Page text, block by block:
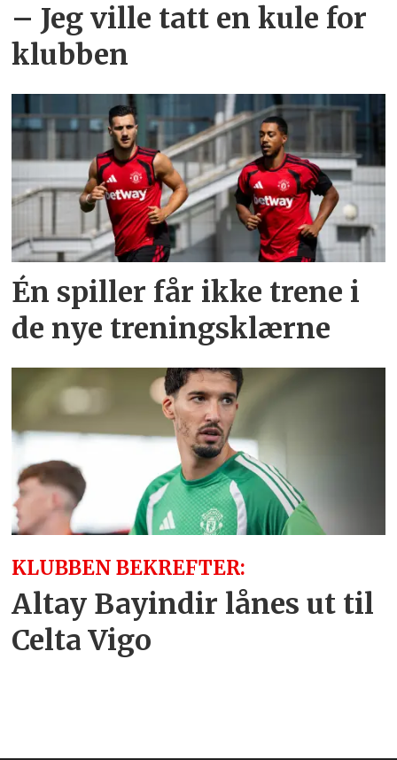
– Jeg ville tatt en kule for
klubben
Én spiller får ikke trene i
de nye treningsklærne
KLUBBEN BEKREFTER:
Altay Bayindir lånes ut til
Celta Vigo